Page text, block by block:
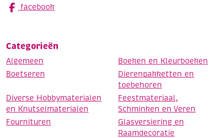
facebook
Categorieën
Algemeen
Boeken en Kleurboeken
Boetseren
Dierenpakketten en
toebehoren
Diverse Hobbymaterialen
en Knutselmaterialen
Feestmateriaal,
Schminken en Veren
Fournituren
Glasversiering en
Raamdecoratie